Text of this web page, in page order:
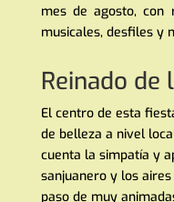
mes de agosto, con
musicales, desfiles y
Reinado de
El centro de esta
de belleza a nivel
cuenta la simpatía y
sanjuanero y los
paso de muy